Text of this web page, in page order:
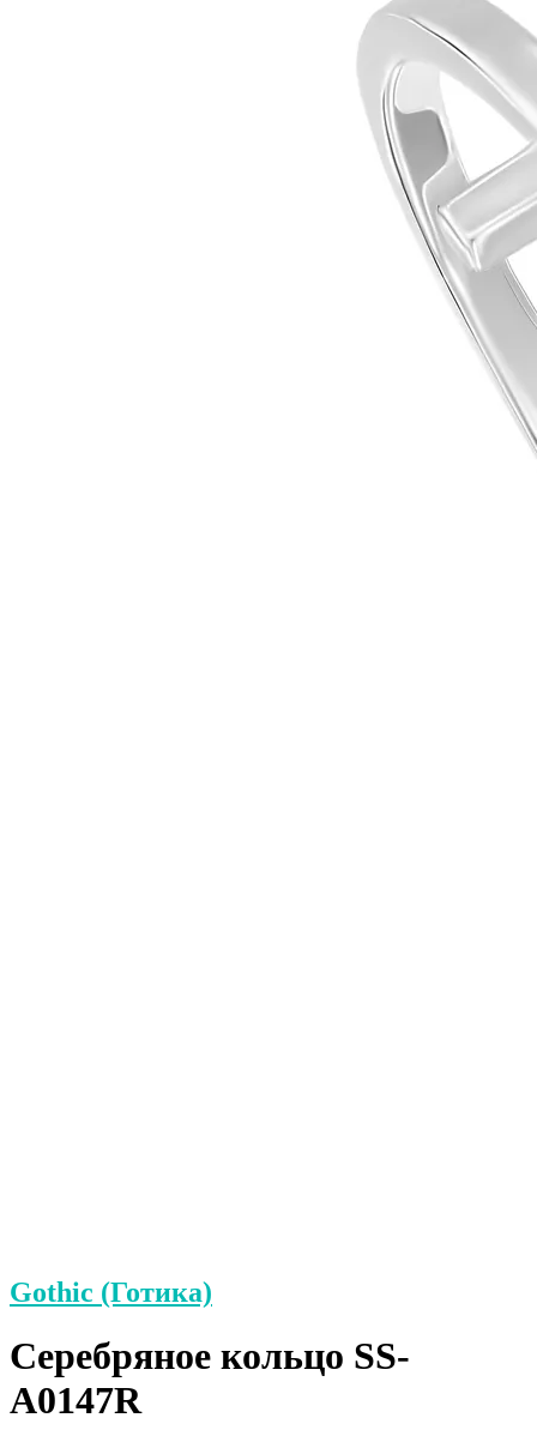
Gothic (Готика)
Серебряное кольцо SS-
A0147R